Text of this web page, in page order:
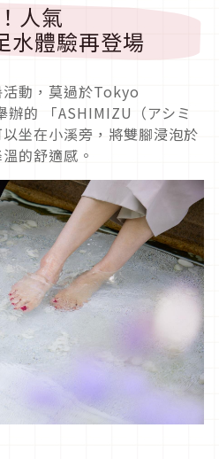
人氣
水體驗再登場
動，莫過於Tokyo
的 「ASHIMIZU（アシミ
坐在小溪旁，將雙腳浸泡於
的舒適感。